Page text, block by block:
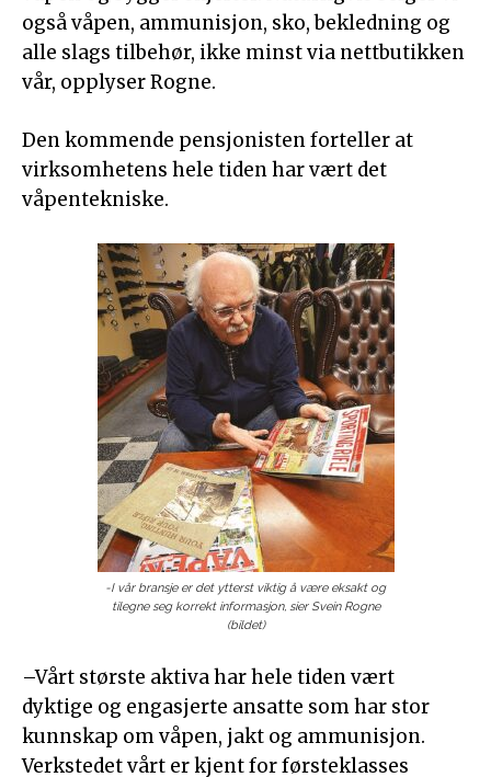
også våpen, ammunisjon, sko, bekledning og
alle slags tilbehør, ikke minst via nettbutikken
vår, opplyser Rogne.
Den kommende pensjonisten forteller at
virksomhetens hele tiden har vært det
våpentekniske.
-I vår bransje er det ytterst viktig å være eksakt og
tilegne seg korrekt informasjon, sier Svein Rogne
(bildet)
–Vårt største aktiva har hele tiden vært
dyktige og engasjerte ansatte som har stor
kunnskap om våpen, jakt og ammunisjon.
Verkstedet vårt er kjent for førsteklasses